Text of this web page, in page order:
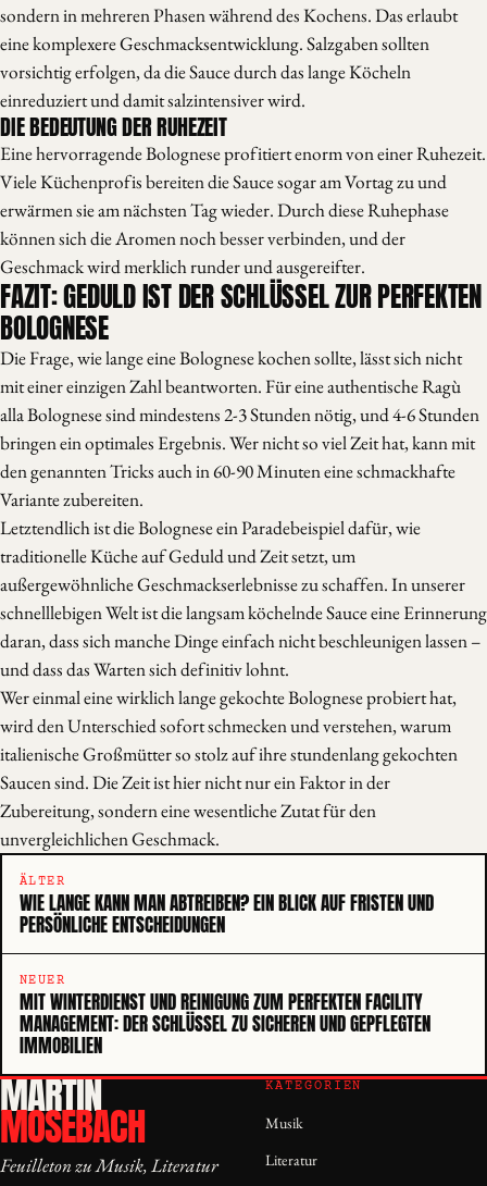
sondern in mehreren Phasen während des Kochens. Das erlaubt
eine komplexere Geschmacksentwicklung. Salzgaben sollten
vorsichtig erfolgen, da die Sauce durch das lange Köcheln
einreduziert und damit salzintensiver wird.
DIE BEDEUTUNG DER RUHEZEIT
Eine hervorragende Bolognese profitiert enorm von einer Ruhezeit.
Viele Küchenprofis bereiten die Sauce sogar am Vortag zu und
erwärmen sie am nächsten Tag wieder. Durch diese Ruhephase
können sich die Aromen noch besser verbinden, und der
Geschmack wird merklich runder und ausgereifter.
FAZIT: GEDULD IST DER SCHLÜSSEL ZUR PERFEKTEN
BOLOGNESE
Die Frage, wie lange eine Bolognese kochen sollte, lässt sich nicht
mit einer einzigen Zahl beantworten. Für eine authentische Ragù
alla Bolognese sind mindestens 2-3 Stunden nötig, und 4-6 Stunden
bringen ein optimales Ergebnis. Wer nicht so viel Zeit hat, kann mit
den genannten Tricks auch in 60-90 Minuten eine schmackhafte
Variante zubereiten.
Letztendlich ist die Bolognese ein Paradebeispiel dafür, wie
traditionelle Küche auf Geduld und Zeit setzt, um
außergewöhnliche Geschmackserlebnisse zu schaffen. In unserer
schnelllebigen Welt ist die langsam köchelnde Sauce eine Erinnerung
daran, dass sich manche Dinge einfach nicht beschleunigen lassen –
und dass das Warten sich definitiv lohnt.
Wer einmal eine wirklich lange gekochte Bolognese probiert hat,
wird den Unterschied sofort schmecken und verstehen, warum
italienische Großmütter so stolz auf ihre stundenlang gekochten
Saucen sind. Die Zeit ist hier nicht nur ein Faktor in der
Zubereitung, sondern eine wesentliche Zutat für den
unvergleichlichen Geschmack.
ÄLTER
WIE LANGE KANN MAN ABTREIBEN? EIN BLICK AUF FRISTEN UND
PERSÖNLICHE ENTSCHEIDUNGEN
NEUER
MIT WINTERDIENST UND REINIGUNG ZUM PERFEKTEN FACILITY
MANAGEMENT: DER SCHLÜSSEL ZU SICHEREN UND GEPFLEGTEN
IMMOBILIEN
MARTIN
MOSEBACH
Feuilleton zu Musik, Literatur
KATEGORIEN
Musik
Literatur